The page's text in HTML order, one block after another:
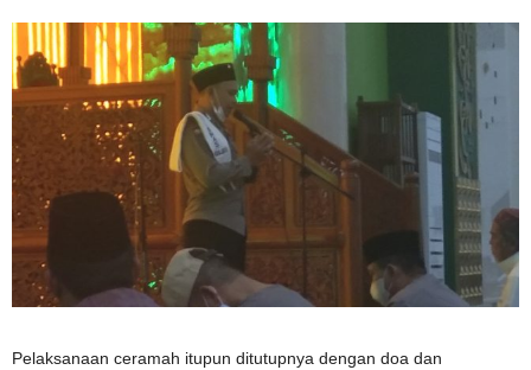
Pelaksanaan ceramah itupun ditutupnya dengan doa dan